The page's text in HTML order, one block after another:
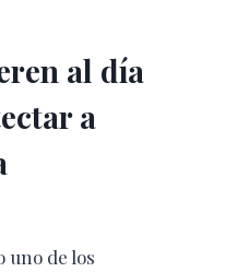
al día
a
uno de los